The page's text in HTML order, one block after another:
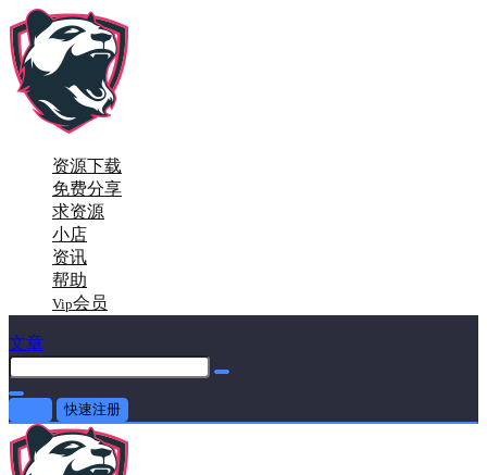
资源下载
免费分享
求资源
小店
资讯
帮助
Vip会员
文章
快速注册